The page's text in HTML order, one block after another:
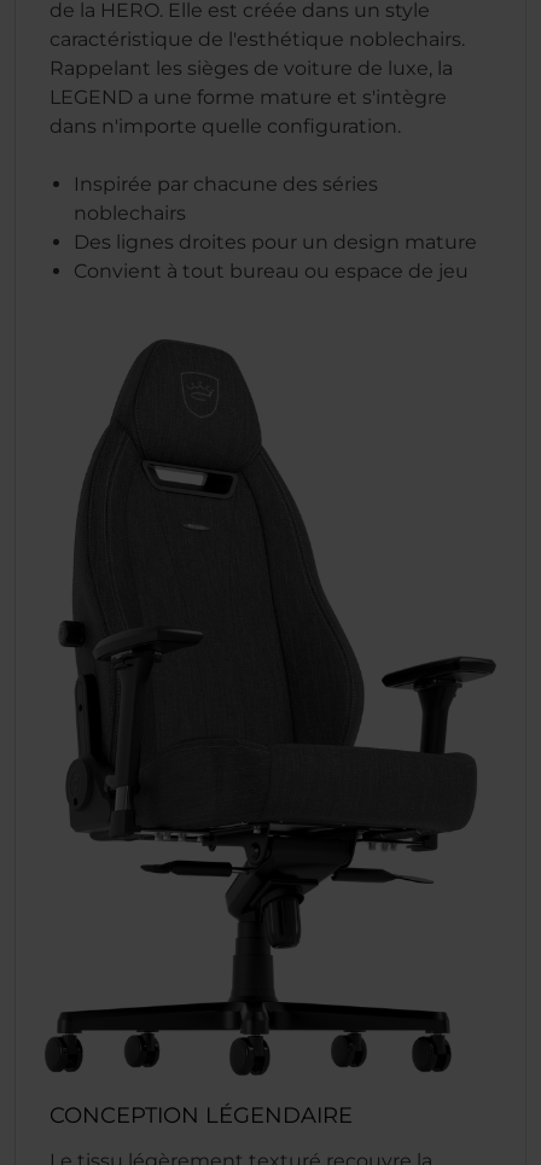
de la HERO. Elle est créée dans un style
caractéristique de l'esthétique noblechairs.
Rappelant les sièges de voiture de luxe, la
LEGEND a une forme mature et s'intègre
dans n'importe quelle configuration.
Inspirée par chacune des séries
noblechairs
Des lignes droites pour un design mature
Convient à tout bureau ou espace de jeu
CONCEPTION LÉGENDAIRE